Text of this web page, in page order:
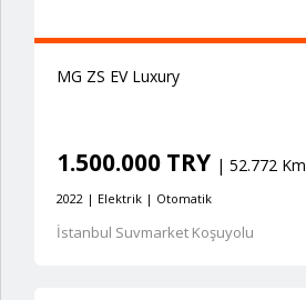
MG ZS EV Luxury
1.500.000 TRY | 52.772 Km
2022 | Elektrik | Otomatik
İstanbul Suvmarket Koşuyolu